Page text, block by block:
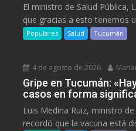
El ministro de Salud Pública,
que gracias a esto tenemos
Populares Salud Tucumán
4 de agosto de 2026
Gripe en Tucumán:
casos en forma
Luis Medina Ruiz, ministro
recordó que la vacuna está